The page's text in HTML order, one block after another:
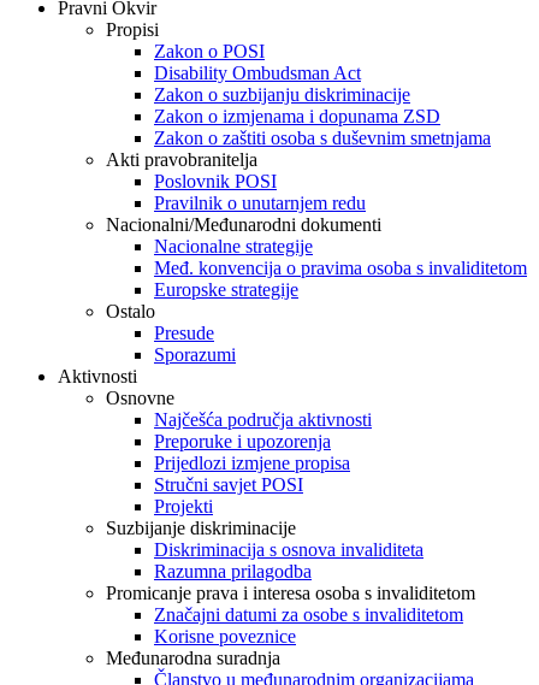
Pravni Okvir
Propisi
Zakon o POSI
Disability Ombudsman Act
Zakon o suzbijanju diskriminacije
Zakon o izmjenama i dopunama ZSD
Zakon o zaštiti osoba s duševnim smetnjama
Akti pravobranitelja
Poslovnik POSI
Pravilnik o unutarnjem redu
Nacionalni/Međunarodni dokumenti
Nacionalne strategije
Međ. konvencija o pravima osoba s invaliditetom
Europske strategije
Ostalo
Presude
Sporazumi
Aktivnosti
Osnovne
Najčešća područja aktivnosti
Preporuke i upozorenja
Prijedlozi izmjene propisa
Stručni savjet POSI
Projekti
Suzbijanje diskriminacije
Diskriminacija s osnova invaliditeta
Razumna prilagodba
Promicanje prava i interesa osoba s invaliditetom
Značajni datumi za osobe s invaliditetom
Korisne poveznice
Međunarodna suradnja
Članstvo u međunarodnim organizacijama